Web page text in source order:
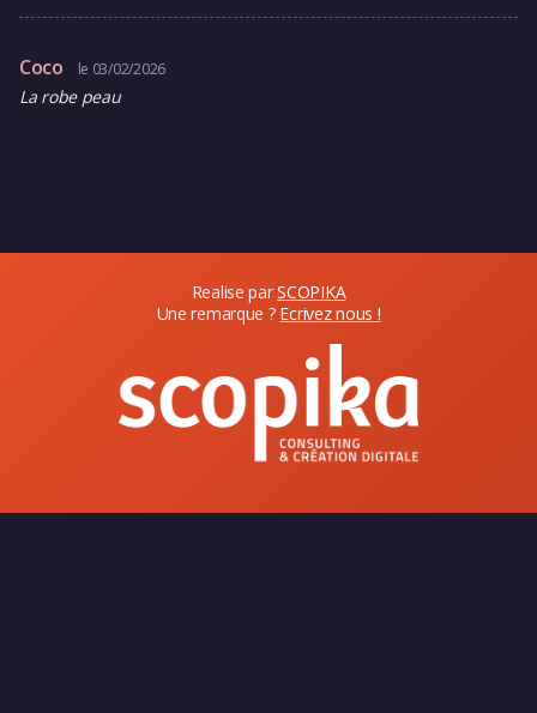
Coco le 03/02/2026
La robe peau
Realise parSCOPIKA
Une remarque ? Ecrivez nous !